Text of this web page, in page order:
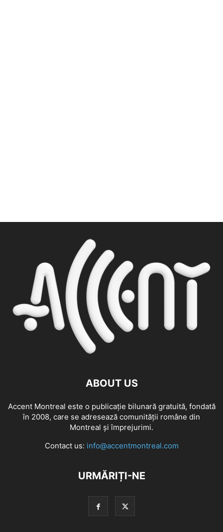
ABOUT US
Accent Montreal este o publicație bilunară gratuită, fondată
în 2008, care se adresează comunităţii române din
Montreal şi împrejurimi.
Contact us: info@accentmontreal.com
URMĂRIȚI-NE